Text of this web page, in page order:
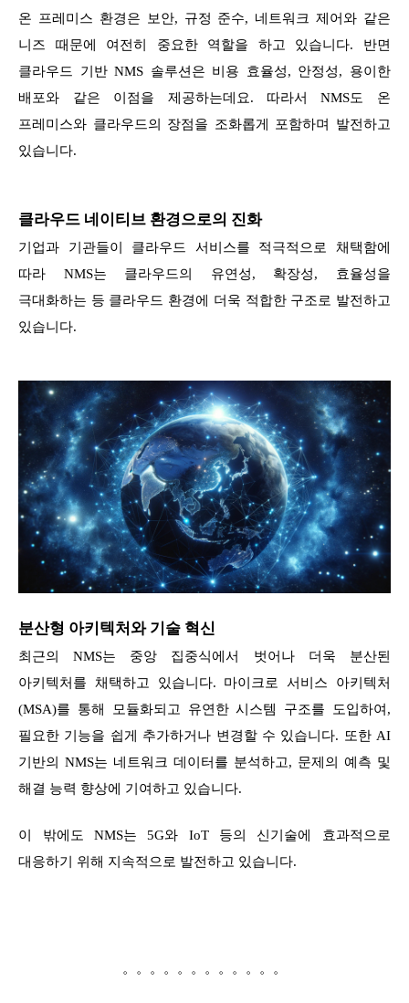
온 프레미스 환경은 보안, 규정 준수, 네트워크 제어와 같은
니즈 때문에 여전히 중요한 역할을 하고 있습니다. 반면
클라우드 기반 NMS 솔루션은 비용 효율성, 안정성, 용이한
배포와 같은 이점을 제공하는데요. 따라서 NMS도 온
프레미스와 클라우드의 장점을 조화롭게 포함하며 발전하고
있습니다.
클라우드 네이티브 환경으로의 진화
기업과 기관들이 클라우드 서비스를 적극적으로 채택함에
따라 NMS는 클라우드의 유연성, 확장성, 효율성을
극대화하는 등 클라우드 환경에 더욱 적합한 구조로 발전하고
있습니다.
분산형 아키텍처와 기술 혁신
최근의 NMS는 중앙 집중식에서 벗어나 더욱 분산된
아키텍처를 채택하고 있습니다. 마이크로 서비스 아키텍처
(MSA)를 통해 모듈화되고 유연한 시스템 구조를 도입하여,
필요한 기능을 쉽게 추가하거나 변경할 수 있습니다. 또한 AI
기반의 NMS는 네트워크 데이터를 분석하고, 문제의 예측 및
해결 능력 향상에 기여하고 있습니다.
이 밖에도 NMS는 5G와 IoT 등의 신기술에 효과적으로
대응하기 위해 지속적으로 발전하고 있습니다.
。。。。。。。。。。。。